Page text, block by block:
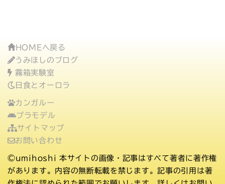
HOMEへ戻る
うみほしのブログ
霧箱実験室
日食とオーロラ
カンガルー
プラモデル
サイトマップ
お問い合わせ
©umihoshi 本サイトの画像・記事はすべて著者に著作権
があります。内容の無断転載を禁じます。記事の引用は著